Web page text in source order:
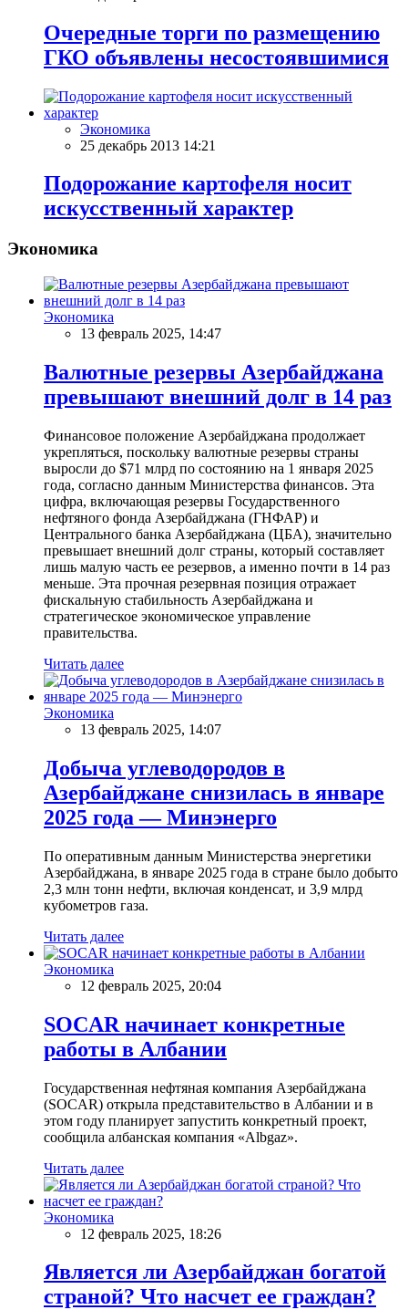
Очередные торги по размещению
ГКО объявлены несостоявшимися
Экономика
25 декабрь 2013 14:21
Подорожание картофеля носит
искусственный характер
Экономика
Экономика
13 февраль 2025, 14:47
Валютные резервы Азербайджана
превышают внешний долг в 14 раз
Финансовое положение Азербайджана продолжает
укрепляться, поскольку валютные резервы страны
выросли до $71 млрд по состоянию на 1 января 2025
года, согласно данным Министерства финансов. Эта
цифра, включающая резервы Государственного
нефтяного фонда Азербайджана (ГНФАР) и
Центрального банка Азербайджана (ЦБА), значительно
превышает внешний долг страны, который составляет
лишь малую часть ее резервов, а именно почти в 14 раз
меньше. Эта прочная резервная позиция отражает
фискальную стабильность Азербайджана и
стратегическое экономическое управление
правительства.
Читать далее
Экономика
13 февраль 2025, 14:07
Добыча углеводородов в
Азербайджане снизилась в январе
2025 года — Минэнерго
По оперативным данным Министерства энергетики
Азербайджана, в январе 2025 года в стране было добыто
2,3 млн тонн нефти, включая конденсат, и 3,9 млрд
кубометров газа.
Читать далее
Экономика
12 февраль 2025, 20:04
SOCAR начинает конкретные
работы в Албании
Государственная нефтяная компания Азербайджана
(SOCAR) открыла представительство в Албании и в
этом году планирует запустить конкретный проект,
сообщила албанская компания «Albgaz».
Читать далее
Экономика
12 февраль 2025, 18:26
Является ли Азербайджан богатой
страной? Что насчет ее граждан?